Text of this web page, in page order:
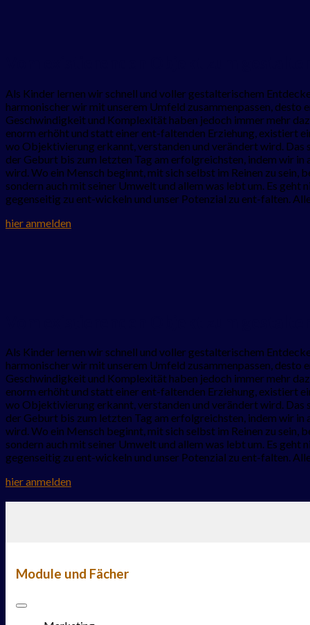
Als Kinder lernen wir schnell und voller gestalterischem
harmonischer wir mit unserem Umfeld zusammenpassen,
Geschwindigkeit und Komplexität haben jedoch immer mehr
enorm erhöht und statt einer ent-faltenden Erziehung, existiert
wo Objektivierung erkannt, verstanden und verändert wird. Das
der Geburt bis zum letzten Tag am erfolgreichsten, indem wir
wird. Wo ein Mensch beginnt, mit sich selbst im Reinen zu sein,
sondern auch mit seiner Umwelt und allem was lebt um. Es geht
gegenseitig zu ent-wickeln und unser Potenzial zu ent-falten.
hier anmelden
Als Kinder lernen wir schnell und voller gestalterischem
harmonischer wir mit unserem Umfeld zusammenpassen,
Geschwindigkeit und Komplexität haben jedoch immer mehr
enorm erhöht und statt einer ent-faltenden Erziehung, existiert
wo Objektivierung erkannt, verstanden und verändert wird. Das
der Geburt bis zum letzten Tag am erfolgreichsten, indem wir
wird. Wo ein Mensch beginnt, mit sich selbst im Reinen zu sein,
sondern auch mit seiner Umwelt und allem was lebt um. Es geht
gegenseitig zu ent-wickeln und unser Potenzial zu ent-falten.
hier anmelden
Module und Fächer